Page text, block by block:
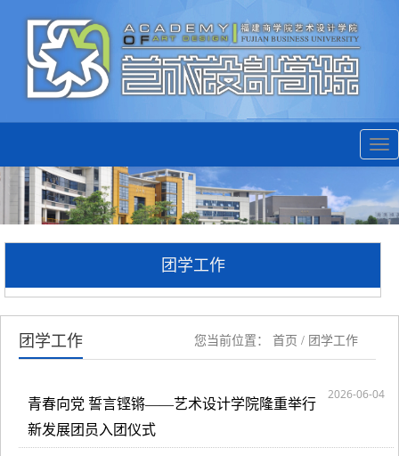
团学工作
您当前位置： 首页 / 团学工作
团学工作
2026-06-04
青春向党 誓言铿锵——艺术设计学院隆重举行
新发展团员入团仪式